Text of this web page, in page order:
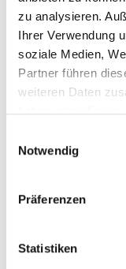
zu analysieren.
Ihrer Verwendung
soziale Medien,
Partner führen
weiteren Daten
Notwendig
Präferenzen
Statistiken